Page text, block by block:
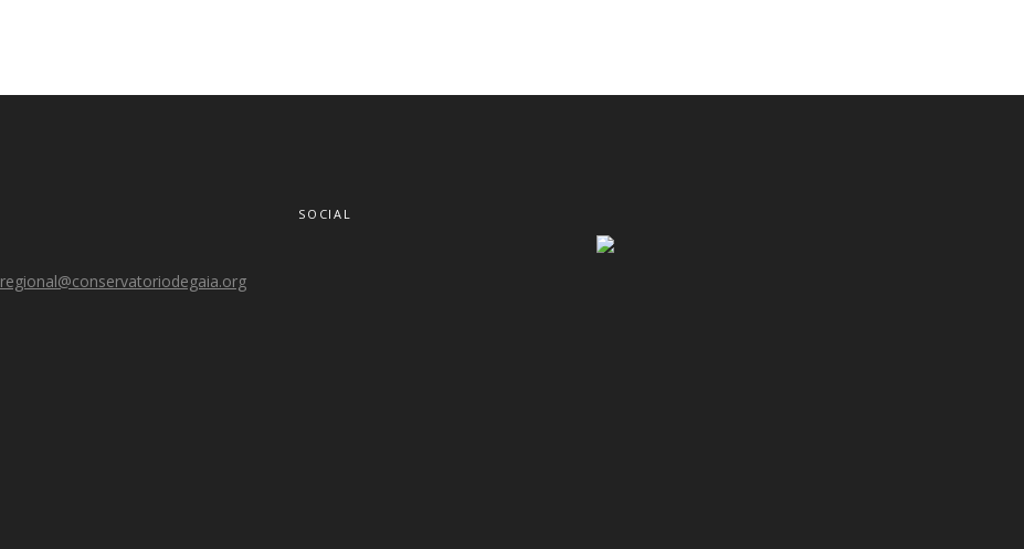
regional@conservatoriodegaia.org
SOCIAL